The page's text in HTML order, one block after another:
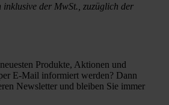
inklusive der MwSt., zuzüglich der
Produkte, Aktionen und
E-Mail informiert werden? Dann
Newsletter und bleiben Sie immer